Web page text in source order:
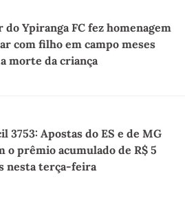
do Ypiranga FC fez homenagem
com filho em campo meses
morte da criança
3753: Apostas do ES e de MG
o prêmio acumulado de R$ 5
nesta terça-feira